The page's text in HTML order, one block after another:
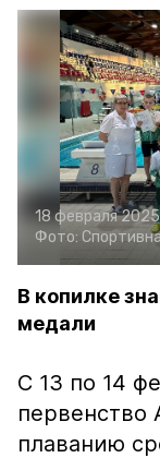
18 февраля
Фото:
В копилке
медали
С 13 по 14
первенство
плаванию